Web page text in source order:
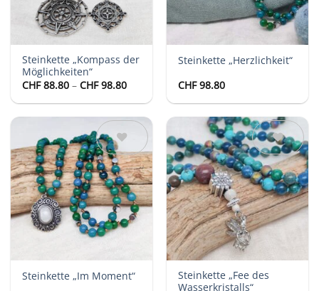
Steinkette „Kompass der
Möglichkeiten“
CHF88.80 –CHF98.80Preisspanne:
bis
Steinkette „Herzlichkeit“
CHF98.80
Auf die
Wunschliste
Steinkette „Im Moment“
Auf die
Wunschliste
Steinkette „Fee des
Wasserkristalls“